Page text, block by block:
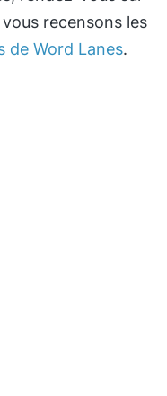
recensons les
de Word Lanes.